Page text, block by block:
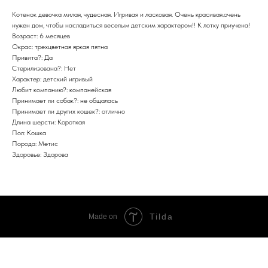
Котенок девочка милая, чудесная. Игривая и ласковая. Очень красивая.очень
нужен дом, чтобы насладиться веселым детским характером!! К лотку приучена!
Возраст: 6 месяцев
Окрас: трехцветная яркая пятна
Привита?: Да
Стерилизована?: Нет
Характер: детский игривый
Любит компанию?: компанейская
Принимает ли собак?: не общалась
Принимает ли других кошек?: отлично
Длина шерсти: Короткая
Пол: Кошка
Порода: Метис
Здоровье: Здорова
Made on Tilda